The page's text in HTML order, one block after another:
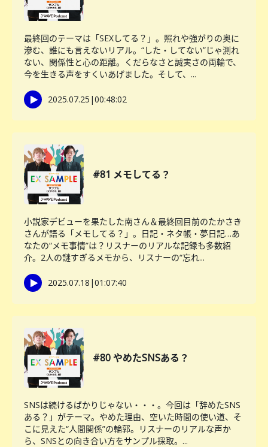
最終回のテーマは「SEXしてる？」。照れや強がりの奥に
滲む、誰にも言えないリアル。“した・してない”じゃ測れ
ない、関係性と心の距離。くだらなさと誠実さの両輪で、
今を生きる声をすくいあげました。そして、...
2025.07.25 |00:48:02
#81 メモしてる？
小説家デビューを果たした南さん＆最終回目前のたかさき
さんが語る「メモしてる？」。日記・ネタ帳・夢日記…あ
なたの“メモ事情”は？リスナーのリアルな記録も多数紹
介。2人の謎すぎるメモから、リスナーの“忘れ...
2025.07.18 |01:07:40
#80 やめたSNSある？
SNSは続けるばかりじゃない・・・。今回は「辞めたSNS
ある？」がテーマ。やめた理由、空いた時間の使い道、そ
こに見えた“人間関係”の輪郭。リスナーのリアルな声か
ら、SNSとの向き合い方をサンプル採取。...